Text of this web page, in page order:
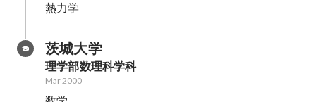
熱力学
茨城大学
理学部数理科学科
Mar 2000